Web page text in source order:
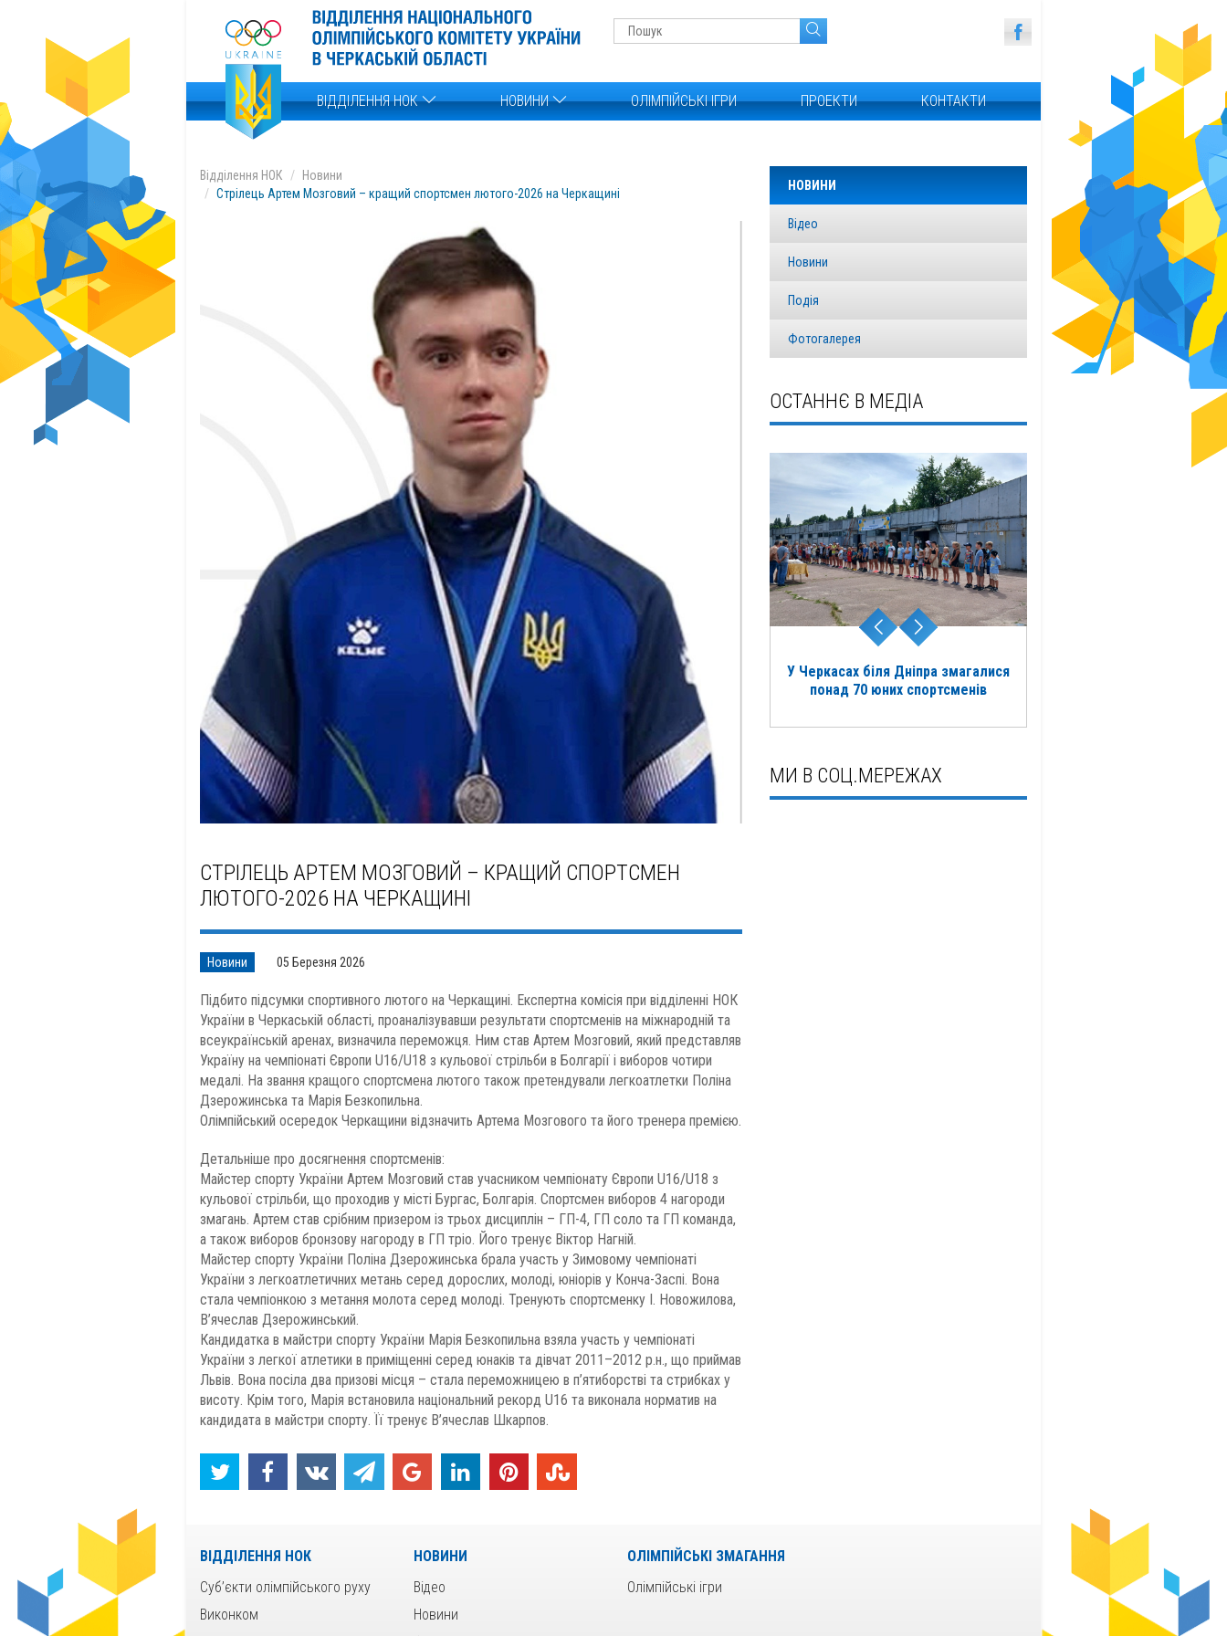
ВІДДІЛЕННЯ НОК НОВИНИ ОЛІМПІЙСЬКІ ІГРИ ПРОЕКТИ КОНТАКТИ
Відділення НОК
Новини
Стрілець Артем Мозговий – кращий спортсмен лютого-2026 на Черкащині
СТРІЛЕЦЬ АРТЕМ МОЗГОВИЙ – КРАЩИЙ СПОРТСМЕН
ЛЮТОГО-2026 НА ЧЕРКАЩИНІ
Новини 05 Березня 2026
Підбито підсумки спортивного лютого на Черкащині. Експертна комісія при відділенні НОК
України в Черкаській області, проаналізувавши результати спортсменів на міжнародній та
всеукраїнській аренах, визначила переможця. Ним став Артем Мозговий, який представляв
Україну на чемпіонаті Європи U16/U18 з кульової стрільби в Болгарії і виборов чотири
медалі. На звання кращого спортсмена лютого також претендували легкоатлетки Поліна
Дзерожинська та Марія Безкопильна.
Олімпійський осередок Черкащини відзначить Артема Мозгового та його тренера премією.
Детальніше про досягнення спортсменів:
Майстер спорту України Артем Мозговий став учасником чемпіонату Європи U16/U18 з
кульової стрільби, що проходив у місті Бургас, Болгарія. Спортсмен виборов 4 нагороди
змагань. Артем став срібним призером із трьох дисциплін – ГП-4, ГП соло та ГП команда,
а також виборов бронзову нагороду в ГП тріо. Його тренує Віктор Нагній.
Майстер спорту України Поліна Дзерожинська брала участь у Зимовому чемпіонаті
України з легкоатлетичних метань серед дорослих, молоді, юніорів у Конча-Заспі. Вона
стала чемпіонкою з метання молота серед молоді. Тренують спортсменку І. Новожилова,
В’ячеслав Дзерожинський.
Кандидатка в майстри спорту України Марія Безкопильна взяла участь у чемпіонаті
України з легкої атлетики в приміщенні серед юнаків та дівчат 2011–2012 р.н., що приймав
Львів. Вона посіла два призові місця – стала переможницею в п’ятиборстві та стрибках у
висоту. Крім того, Марія встановила національний рекорд U16 та виконала норматив на
кандидата в майстри спорту. Її тренує В’ячеслав Шкарпов.
НОВИНИ
Відео
Новини
Подія
Фотогалерея
ОСТАННЄ В МЕДІА
У Черкасах біля Дніпра змагалися
понад 70 юних спортсменів
МИ В СОЦ.МЕРЕЖАХ
ВІДДІЛЕННЯ НОК
Суб’єкти олімпійського руху
Виконком
НОВИНИ
Відео
Новини
ОЛІМПІЙСЬКІ ЗМАГАННЯ
Олімпійські ігри